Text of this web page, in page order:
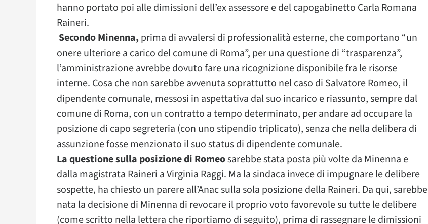
hanno portato poi alle dimissioni dell’ex assessore e del capogabinetto Carla Romana
Raineri.
Secondo Minenna, prima di avvalersi di professionalità esterne, che comportano “un
onere ulteriore a carico del comune di Roma”, per una questione di “trasparenza”,
l’amministrazione avrebbe dovuto fare una ricognizione disponibile fra le risorse
interne. Cosa che non sarebbe avvenuta soprattutto nel caso di Salvatore Romeo, il
dipendente comunale, messosi in aspettativa dal suo incarico e riassunto, sempre dal
comune di Roma, con un contratto a tempo determinato, per andare ad occupare la
posizione di capo segreteria (con uno stipendio triplicato), senza che nella delibera di
assunzione fosse menzionato il suo status di dipendente comunale.
La questione sulla posizione di Romeosarebbe stata posta più volte da Minenna e
dalla magistrata Raineri a Virginia Raggi. Ma la sindaca invece di impugnare le delibere
sospette, ha chiesto un parere all’Anac sulla sola posizione della Raineri. Da qui, sarebbe
nata la decisione di Minenna di revocare il proprio voto favorevole su tutte le delibere
(come scritto nella lettera che riportiamo di seguito), prima di rassegnare le dimissioni